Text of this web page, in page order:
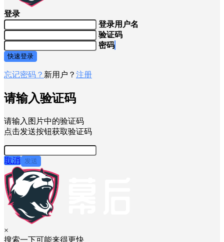
登录
登录用户名
验证码
密码
快速登录
忘记密码？ 新用户？ 注册
请输入验证码
请输入图片中的验证码
点击发送按钮获取验证码
取消 发送
×
搜索一下可能来得更快